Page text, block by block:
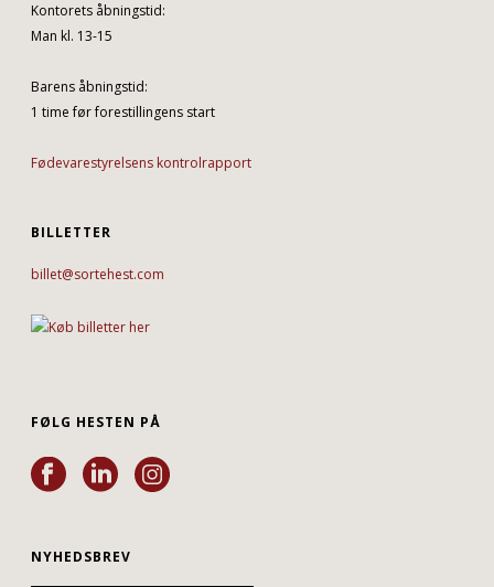
Kontorets åbningstid:
Man kl. 13-15
Barens åbningstid:
1 time før forestillingens start
Fødevarestyrelsens kontrolrapport
BILLETTER
billet@sortehest.com
FØLG HESTEN PÅ
NYHEDSBREV